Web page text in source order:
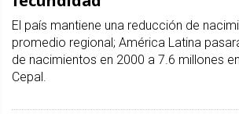
El país mantiene una reducción de
promedio regional; América Latina
de nacimientos en 2000 a 7.6 millones
Cepal.